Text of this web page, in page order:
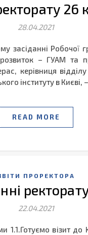
26
28.04.2021
засіданні Робочої
розвиток – ГУАМ та
керівниця
інституту в
READ MORE
ПРОРЕКТОРА
22.04.2021
1.1.Готуємо візит